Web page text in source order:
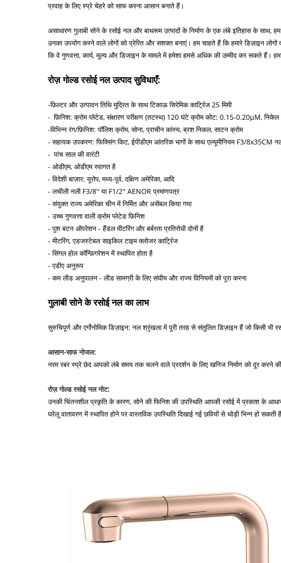
प्रवाह के लिए स्प्रे चेहरे को साफ करना आसान बनाते हैं।
असाधारण गुलाबी सोने के रसोई नल और बाथरूम उत्पादों के निर्माण के एक लंबे इतिहास के साथ,
उनका उपयोग करने वाले लोगों को प्रेरित और सशक्त बनाएं। हम चाहते हैं कि हमारे डिज़ाइन
कि वे गुणवत्ता, कार्य, मूल्य और डिजाइन के मामले में हमेशा हमसे अधिक की उम्मीद कर सकते हैं।
रोज़ गोल्ड रसोई नल उत्पाद सुविधाएँ:
-फ़िल्टर और उत्पादन तिथि मुद्रित के साथ टिकाऊ सिरेमिक कार्ट्रिज 25 मिमी
- फ़िनिश: क्रोम प्लेटेड, संक्षारण परीक्षण (तटस्थ) 120 घंटे क्रोम कोट: 0.15-0.20μM,
-विभिन्न रंग/फ़िनिश: पॉलिश क्रोम, सोना, प्राचीन कांस्य, ब्रश निकल, साटन क्रोम
- सहायक उपकरण: फिक्सिंग किट, ईपीडीएम आंतरिक भागों के साथ एल्यूमीनियम F3/8x35CM
- पांच साल की वारंटी
- ओडीएम, ओडीएम स्वागत है
- विदेशी बाज़ार: यूरोप, मध्य-पूर्व, दक्षिण अमेरिका, आदि
- लचीली नली F3/8'' या F1/2'' AENOR प्रमाणपत्र
- संयुक्त राज्य अमेरिका चीन में निर्मित और असेंबल किया गया
- उच्च गुणवत्ता वाली क्रोम प्लेटेड फ़िनिश
- पुश बटन ऑपरेशन - हैंडल मीटरिंग और बर्बरता प्रतिरोधी दोनों है
- मीटरिंग, एडजस्टेबल साइकिल टाइम क्लोजर कार्ट्रिज
- सिंगल होल कॉन्फ़िगरेशन में स्थापित होता है
- एडीए अनुरूप
- कम लीड अनुपालन - लीड सामग्री के लिए संघीय और राज्य विनियमों को पूरा करना
गुलाबी सोने के रसोई नल का लाभ
सुरुचिपूर्ण और एर्गोनोमिक डिज़ाइन: नल श्रृंखला में पूरी तरह से संतुलित डिज़ाइन हैं जो किसी भी
आसान-साफ नोजल:
नरम रबर स्प्रे छेद आपको लंबे समय तक चलने वाले प्रदर्शन के लिए खनिज निर्माण को दूर करने
रोज़ गोल्ड रसोई नल नोट:
उनकी चिंतनशील प्रकृति के कारण, सोने की फिनिश की उपस्थिति आपकी रसोई में प्रकाश के
घरेलू वातावरण में स्थापित होने पर वास्तविक उपस्थिति दिखाई गई छवियों से थोड़ी भिन्न हो सकती